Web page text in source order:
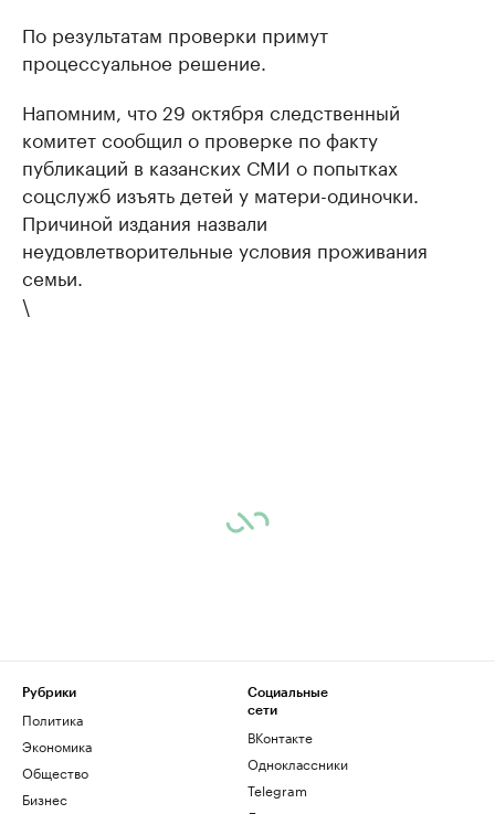
По результатам проверки примут
процессуальное решение.
Напомним, что 29 октября следственный
комитет сообщил о проверке по факту
публикаций в казанских СМИ о попытках
соцслужб изъять детей у матери-одиночки.
Причиной издания назвали
неудовлетворительные условия проживания
семьи.
\
Рубрики
Политика
Экономика
Общество
Бизнес
Социальные
сети
ВКонтакте
Одноклассники
Telegram